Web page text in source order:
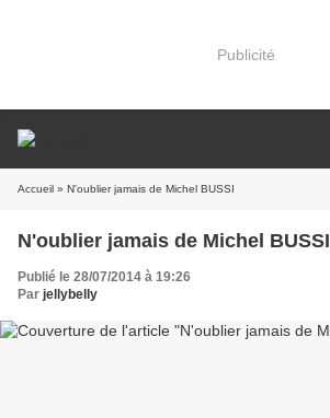
Publicité
Accueil » N'oublier jamais de Michel BUSSI
N'oublier jamais de Michel BUSSI
Publié le 28/07/2014 à 19:26
Par jellybelly